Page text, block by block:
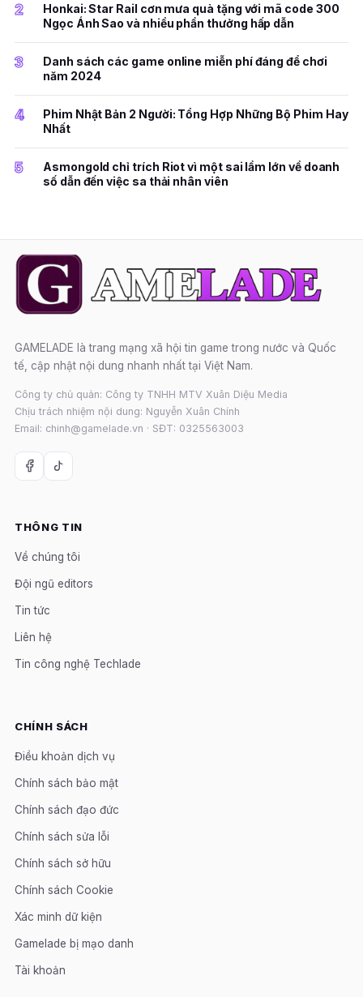
2
Honkai: Star Rail cơn mưa quà tặng với mã code 300
Ngọc Ánh Sao và nhiều phần thưởng hấp dẫn
3
Danh sách các game online miễn phí đáng để chơi
năm 2024
4
Phim Nhật Bản 2 Người: Tổng Hợp Những Bộ Phim Hay
Nhất
5
Asmongold chỉ trích Riot vì một sai lầm lớn về doanh
số dẫn đến việc sa thải nhân viên
GAMELADE là trang mạng xã hội tin game trong nước và Quốc
tế, cập nhật nội dung nhanh nhất tại Việt Nam.
Công ty chủ quản: Công ty TNHH MTV Xuân Diệu Media
Chịu trách nhiệm nội dung: Nguyễn Xuân Chính
Email: chinh@gamelade.vn · SĐT: 0325563003
THÔNG TIN
Về chúng tôi
Đội ngũ editors
Tin tức
Liên hệ
Tin công nghệ Techlade
CHÍNH SÁCH
Điều khoản dịch vụ
Chính sách bảo mật
Chính sách đạo đức
Chính sách sửa lỗi
Chính sách sở hữu
Chính sách Cookie
Xác minh dữ kiện
Gamelade bị mạo danh
Tài khoản